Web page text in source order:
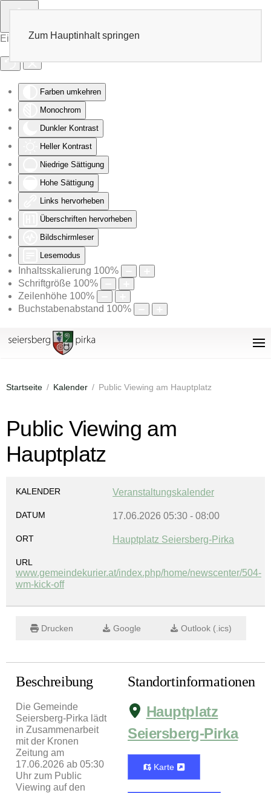
Eingabehilfen öffnen
Farben umkehren
Monochrom
Dunkler Kontrast
Heller Kontrast
Niedrige Sättigung
Hohe Sättigung
Links hervorheben
Überschriften hervorheben
Bildschirmleser
Lesemodus
Inhaltsskalierung 100%
Schriftgröße 100%
Zeilenhöhe 100%
Buchstabenabstand 100%
Zum Hauptinhalt springen
Startseite Kalender Public Viewing am Hauptplatz
Public Viewing am
Hauptplatz
KALENDER Veranstaltungskalender
DATUM 17.06.2026 05:30 - 08:00
ORT Hauptplatz Seiersberg-Pirka
URL
www.gemeindekurier.at/index.php/home/newscenter/504-
wm-kick-off
Drucken Google Outlook (.ics)
Beschreibung
Die Gemeinde
Seiersberg-Pirka lädt
in Zusammenarbeit
mit der Kronen
Zeitung am
17.06.2026 ab 05:30
Uhr zum Public
Viewing auf den
Standortinformationen
Hauptplatz
Seiersberg-Pirka
Karte